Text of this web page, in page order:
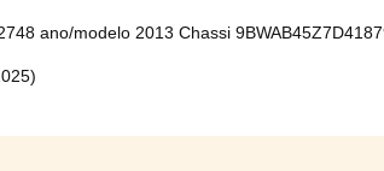
ano/modelo 2013 Chassi